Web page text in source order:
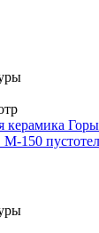
керамика
150